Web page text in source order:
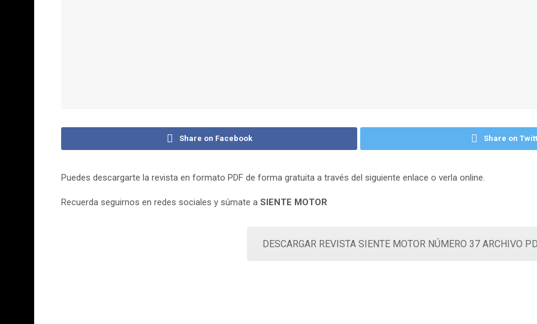
Share on Facebook Share on
Puedes descargarte la revista en formato PDF de forma gratuita a través del siguiente enlace o verla online.
Recuerda seguirnos en redes sociales y súmate a SIENTE MOTOR
DESCARGAR REVISTA SIENTE MOTOR NÚMERO 37 ARCHIVO